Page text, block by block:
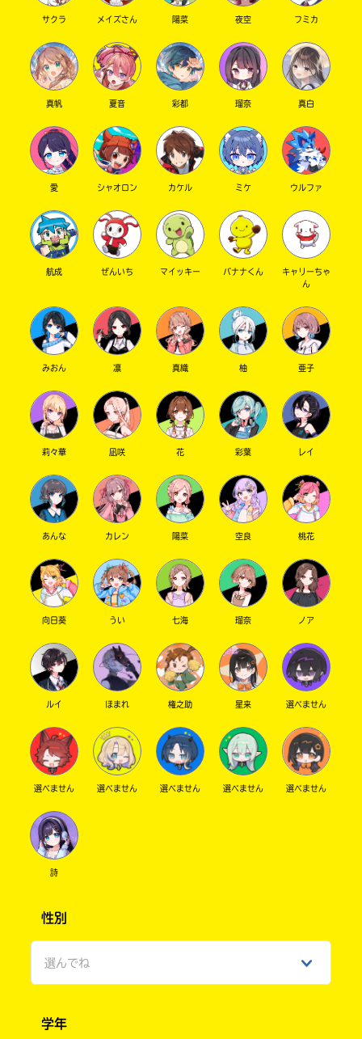
サクラ メイズさん 陽菜 夜空 フミカ
真帆 夏音 彩都 瑠奈 真白
愛 シャオロン カケル ミケ ウルファ
航成 ぜんいち マイッキー バナナくん
キャリーちゃ
ん
みおん 凛 真織 柚 亜子
莉々華 凪咲 花 彩葉 レイ
あんな カレン 陽菜 空良 桃花
向日葵 うい 七海 瑠奈 ノア
ルイ ほまれ 権之助 星来 選べません
選べません 選べません 選べません 選べません 選べません
詩
性別
選んでね
学年